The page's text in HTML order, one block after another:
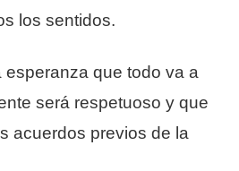
los sentidos.
esperanza que todo va a
será respetuoso y que
acuerdos previos de la